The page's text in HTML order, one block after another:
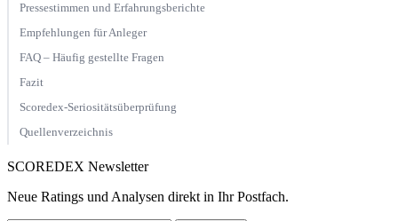
Pressestimmen und Erfahrungsberichte
Empfehlungen für Anleger
FAQ – Häufig gestellte Fragen
Fazit
Scoredex-Seriositätsüberprüfung
Quellenverzeichnis
SCOREDEX Newsletter
Neue Ratings und Analysen direkt in Ihr Postfach.